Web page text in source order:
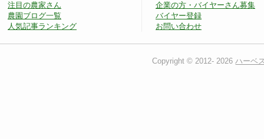
注目の農家さん
農園ブログ一覧
人気記事ランキング
企業の方・バイヤーさん募集
バイヤー登録
お問い合わせ
Copyright © 2012-2026ハーベ